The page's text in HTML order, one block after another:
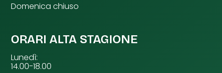
Domenica chiuso
ORARI ALTA STAGIONE
Lunedì:
14.00-18.00